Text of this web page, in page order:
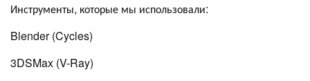
Инструменты, которые мы использовали:
Blender (Cycles)
3DSMax (V-Ray)